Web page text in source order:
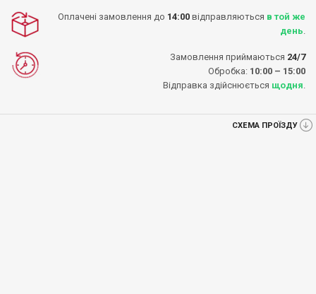
Оплачені замовлення до 14:00 відправляються в той же
день
Замовлення приймаються 24/7
Обробка: 10:00 – 15:00
Відправка здійснюється щодня
СХЕМА ПРОЇЗДУ